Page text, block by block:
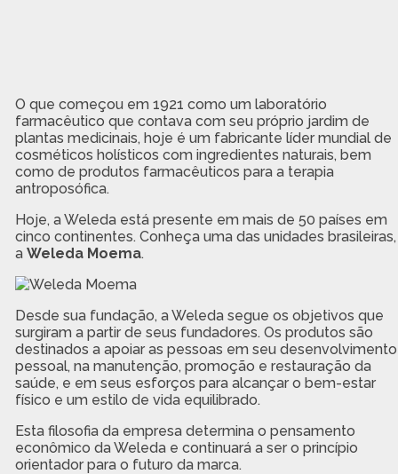
O que começou em 1921 como um laboratório
farmacêutico que contava com seu próprio jardim de
plantas medicinais, hoje é um fabricante líder mundial de
cosméticos holísticos com ingredientes naturais, bem
como de produtos farmacêuticos para a terapia
antroposófica.
Hoje, a Weleda está presente em mais de 50 países em
cinco continentes. Conheça uma das unidades brasileiras,
a Weleda Moema.
Desde sua fundação, a Weleda segue os objetivos que
surgiram a partir de seus fundadores. Os produtos são
destinados a apoiar as pessoas em seu desenvolvimento
pessoal, na manutenção, promoção e restauração da
saúde, e em seus esforços para alcançar o bem-estar
físico e um estilo de vida equilibrado.
Esta filosofia da empresa determina o pensamento
econômico da Weleda e continuará a ser o princípio
orientador para o futuro da marca.